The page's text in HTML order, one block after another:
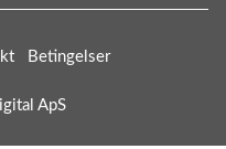
Betingelser
ApS